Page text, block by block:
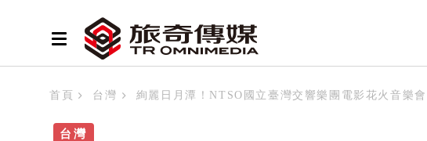
首頁 台灣 絢麗日月潭！NTSO國立臺灣交響樂團電影花火音樂
台灣